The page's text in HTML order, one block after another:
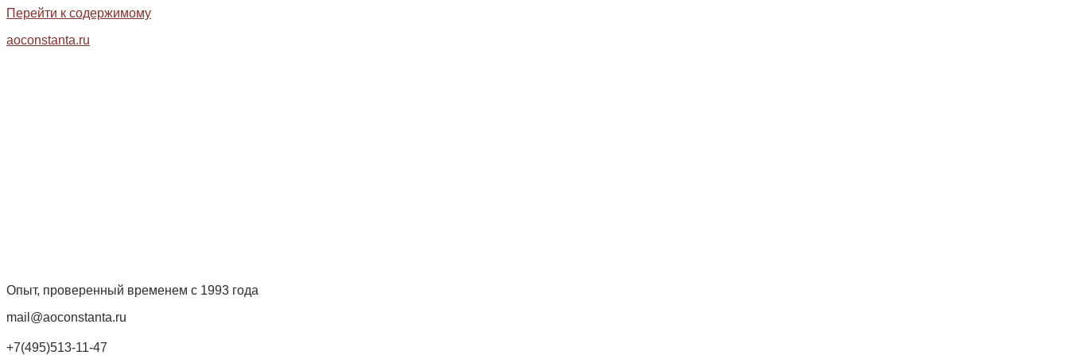
Перейти к содержимому
aoconstanta.ru
Опыт, проверенный временем с 1993 года
mail@aoconstanta.ru
+7(495)513-11-47